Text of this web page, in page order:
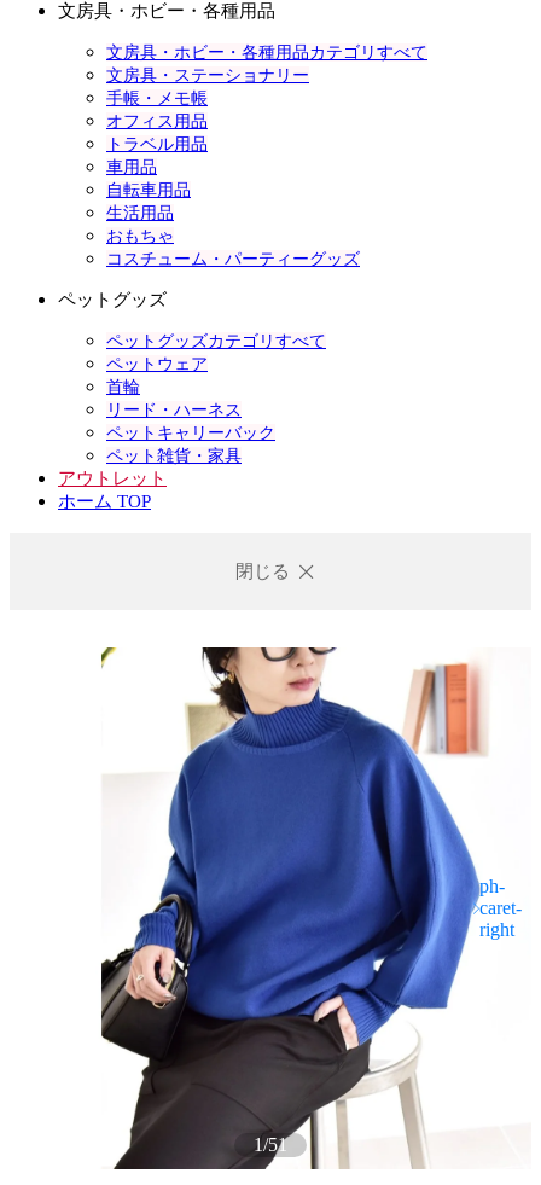
文房具・ホビー・各種用品
文房具・ホビー・各種用品カテゴリすべて
文房具・ステーショナリー
手帳・メモ帳
オフィス用品
トラベル用品
車用品
自転車用品
生活用品
おもちゃ
コスチューム・パーティーグッズ
ペットグッズ
ペットグッズカテゴリすべて
ペットウェア
首輪
リード・ハーネス
ペットキャリーバック
ペット雑貨・家具
アウトレット
ホーム TOP
閉じる
1/51